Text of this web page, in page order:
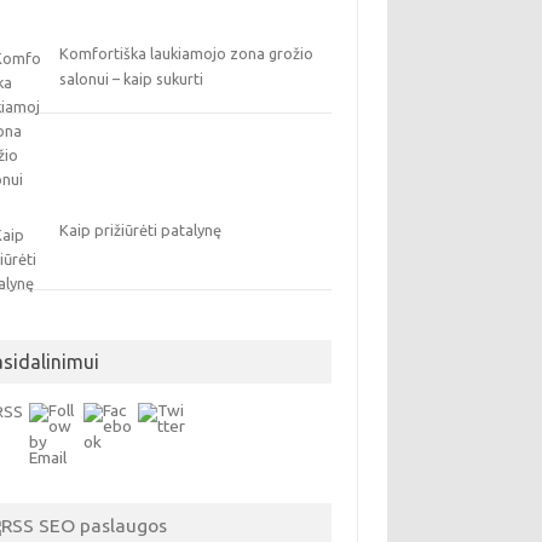
Komfortiška laukiamojo zona grožio
salonui – kaip sukurti
Kaip prižiūrėti patalynę
SEO paslaugos